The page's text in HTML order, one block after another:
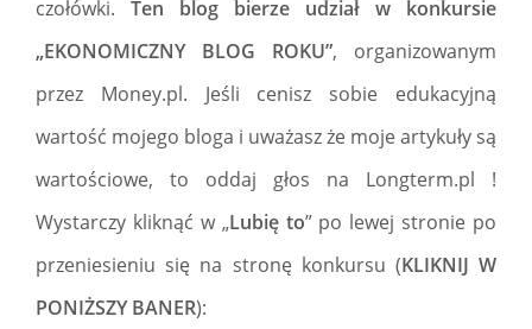
czołówki. Ten blog bierze udział w konkursie
„EKONOMICZNY BLOG ROKU”, organizowanym
przez Money.pl. Jeśli cenisz sobie edukacyjną
wartość mojego bloga i uważasz że moje artykuły są
wartościowe, to oddaj głos na Longterm.pl !
Wystarczy kliknąć w „Lubię to” po lewej stronie po
przeniesieniu się na stronę konkursu (KLIKNIJ W
PONIŻSZY BANER):